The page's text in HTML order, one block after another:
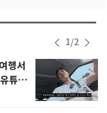
1/2
행서
튜브